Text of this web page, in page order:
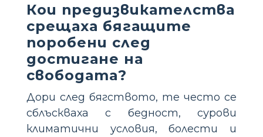
Кои предизвикателства
срещаха бягащите
поробени след
достигане на
свободата?
Дори след бягството, те често се
сблъскваха с бедност, сурови
климатични условия, болести и